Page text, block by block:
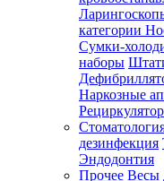
категории
Сумки-
наборы
Наркозные
дезинфекция
Эндодонтия
Прочее Весы